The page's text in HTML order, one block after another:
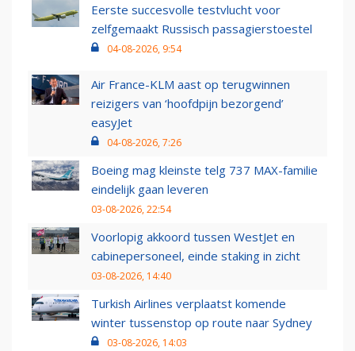
Eerste succesvolle testvlucht voor
zelfgemaakt Russisch passagierstoestel
04-08-2026, 9:54
Air France-KLM aast op terugwinnen
reizigers van ‘hoofdpijn bezorgend’
easyJet
04-08-2026, 7:26
Boeing mag kleinste telg 737 MAX-familie
eindelijk gaan leveren
03-08-2026, 22:54
Voorlopig akkoord tussen WestJet en
cabinepersoneel, einde staking in zicht
03-08-2026, 14:40
Turkish Airlines verplaatst komende
winter tussenstop op route naar Sydney
03-08-2026, 14:03